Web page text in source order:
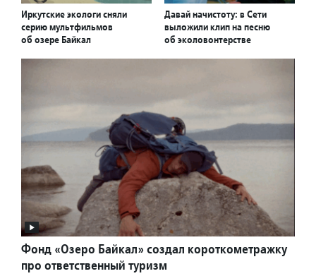
Иркутские экологи сняли
серию мультфильмов
об озере Байкал
Давай начистоту: в Сети
выложили клип на песню
об эколовонтерстве
Фонд «Озеро Байкал» создал короткометражку
про ответственный туризм